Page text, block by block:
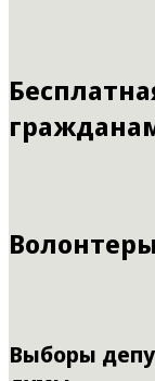
Выборы